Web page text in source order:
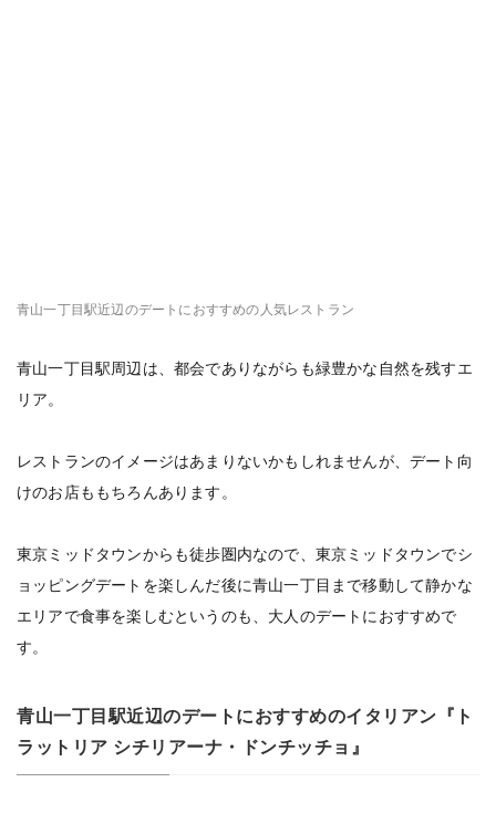
青山一丁目駅近辺のデートにおすすめの人気レストラン
青山一丁目駅周辺は、都会でありながらも緑豊かな自然を残すエ
リア。
レストランのイメージはあまりないかもしれませんが、デート向
けのお店ももちろんあります。
東京ミッドタウンからも徒歩圏内なので、東京ミッドタウンでシ
ョッピングデートを楽しんだ後に青山一丁目まで移動して静かな
エリアで食事を楽しむというのも、大人のデートにおすすめで
す。
青山一丁目駅近辺のデートにおすすめのイタリアン『ト
ラットリア シチリアーナ・ドンチッチョ』